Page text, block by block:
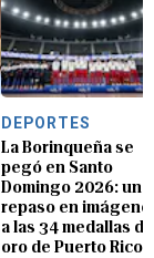
DEPORTES
La Borinqueña se
pegó en Santo
Domingo 2026: un
repaso en
a las 34 medallas de
oro de Puerto Rico